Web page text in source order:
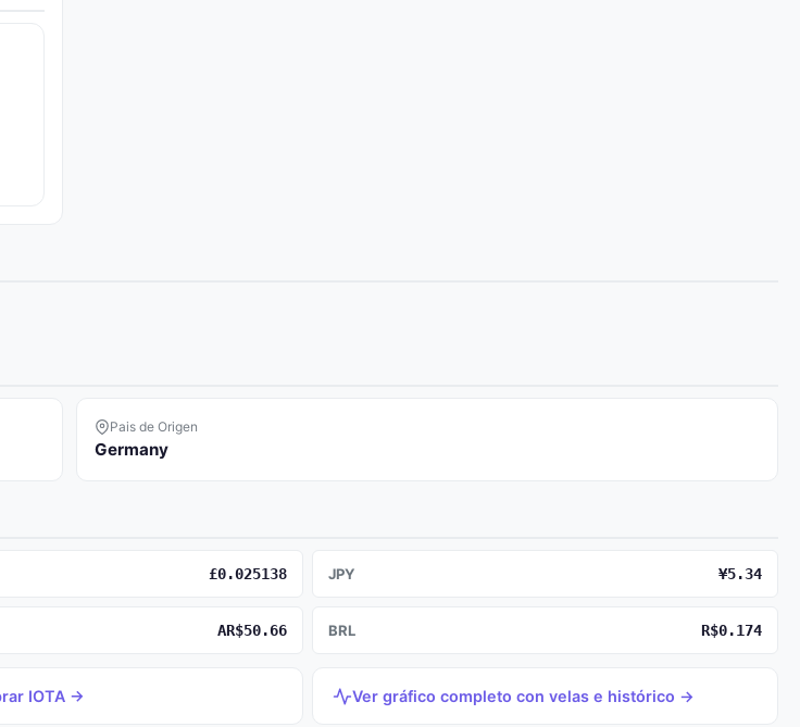
Pais de Origen
Germany
£0.025138 JPY ¥5.34
AR$50.66 BRL R$0.174
IOTA → Ver gráfico completo con velas e histórico →